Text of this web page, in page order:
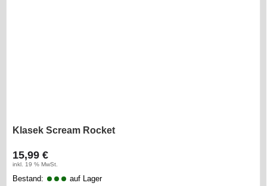
Klasek Scream Rocket
15,99 €
inkl. 19 % MwSt.
Bestand: auf Lager